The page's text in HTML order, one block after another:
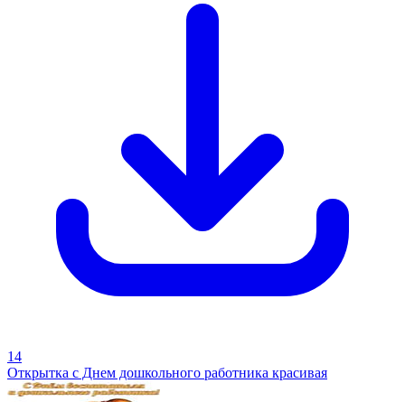
14
Открытка с Днем дошкольного работника красивая